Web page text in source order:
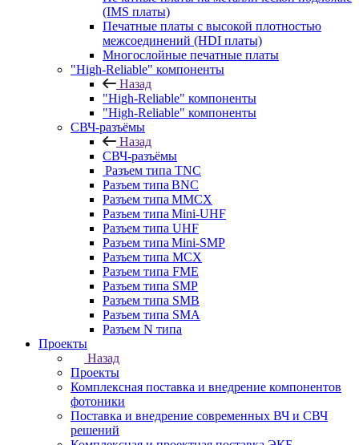
(IMS платы)
Печатные платы с высокой плотностью
межсоединений (HDI платы)
Многослойные печатные платы
"High-Reliable" компоненты
Назад
"High-Reliable" компоненты
"High-Reliable" компоненты
СВЧ-разъёмы
Назад
СВЧ-разъёмы
Разъем типа TNC
Разъем типа BNC
Разъем типа MMCX
Разъем типа Mini-UHF
Разъем типа UHF
Разъем типа Mini-SMP
Разъем типа MCX
Разъем типа FME
Разъем типа SMP
Разъем типа SMB
Разъем типа SMA
Разъем N типа
Проекты
Назад
Проекты
Комплексная поставка и внедрение компонентов
фотоники
Поставка и внедрение современных ВЧ и СВЧ
решений